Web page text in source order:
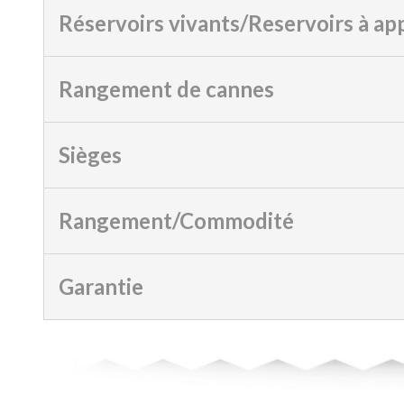
Réservoirs vivants/Reservoirs à
Rangement de cannes
Sièges
Rangement/Commodité
Garantie